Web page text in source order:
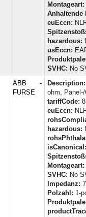
Montageart:
Anhaltende
euEccn:
hazardous:
usEccn:
SVHC: No
ABB -
FURSE
Description:
ohm,
tariffCode:
euEccn:
hazardous:
isCanonical:
Montageart:
SVHC: No
Impedanz:
Polzahl: 1-